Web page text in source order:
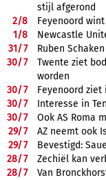
stijl afgerond
2/8
Feyenoord
1/8
Newcastle
31/7
Ruben
30/7
Twente ziet
worden
30/7
Feyenoord ziet
30/7
Interesse in
30/7
Ook AS Roma
29/7
AZ neemt ook
29/7
Bevestigd:
28/7
Zechiël kan
28/7
Van